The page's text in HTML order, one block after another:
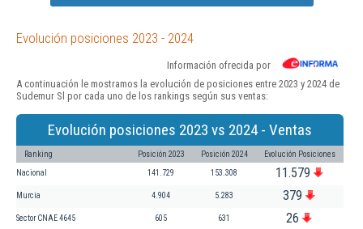
Evolución posiciones 2023 - 2024
Información ofrecida por
A continuación le mostramos la evolución de posiciones entre 2023 y 2024 de
Sudemur Sl por cada uno de los rankings según sus ventas:
Evolución posiciones 2023 vs 2024 - Ventas
Ranking Posición 2023 Posición 2024 Evolución Posiciones
Nacional 141.729 153.308 11.579
Murcia 4.904 5.283 379
Sector CNAE 4645 605 631 26